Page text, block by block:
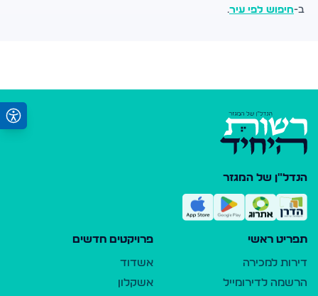
ב-חיפוש לפי עיר.
הנדל"ן של המגזר
תפריט ראשי
דירות למכירה
הרשמה לדירומייל
פרויקטים חדשים
אשדוד
אשקלון